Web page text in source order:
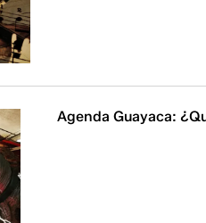
Agenda Guayaca: